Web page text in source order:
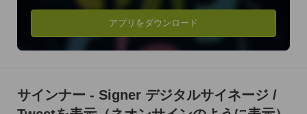
- 単体動作します。自分で設定したメッセージ、またはTweetを
表示することができます。
- サインナーはBluetooth接続した複数のiPhone/iPadで動作しま
アプリをダウンロード
サインナー - Signer デジタルサイネージ /